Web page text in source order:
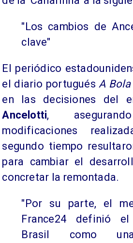
"Los cambios de
clave"
El periódico
el diario portugués A Bola
en las decisiones del
Ancelotti,
modificaciones
segundo tiempo
para cambiar el
concretar la remontada.
"Por su parte, el
France24 definió
Brasil como